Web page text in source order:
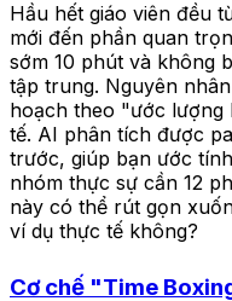
Hầu hết giáo viên đều
mới đến phần quan
sớm 10 phút và không
tập trung. Nguyên
hoạch theo "ước lượng
tế. AI phân tích được
trước, giúp bạn ước
nhóm thực sự cần 12
này có thể rút gọn
ví dụ thực tế không?
Cơ chế "Time